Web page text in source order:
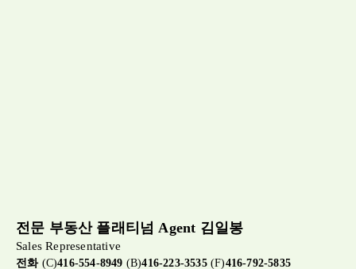
전문 부동산 플래티넘 Agent 김일봉
Sales Representative
전화(C)416-554-8949 (B)416-223-3535(F)416-792-5835